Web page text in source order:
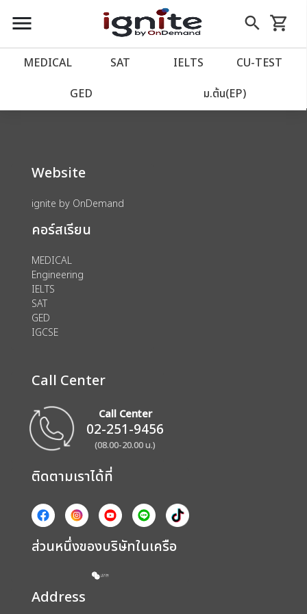
close
account_balance หน้าแรก
เว็บไซต์อิกไนท์
import_contacts วางแผนการเรียน
account_circle เข้าสู่ระบบ
assignment ลงทะเบียน
menu search
Skip
to
shopping_cart
รถเข็น
MEDICAL SAT IELTS CU‑TEST
GED ม.ต้น(EP)
We could not find anything for 80002040
Website
ignite by OnDemand
คอร์สเรียน
MEDICAL
Engineering
IELTS
SAT
GED
IGCSE
Call Center
Call Center
02-251-9456
(08.00-20.00 น.)
ติดตามเราได้ที่
ส่วนหนึ่งของบริษัทในเครือ
Address